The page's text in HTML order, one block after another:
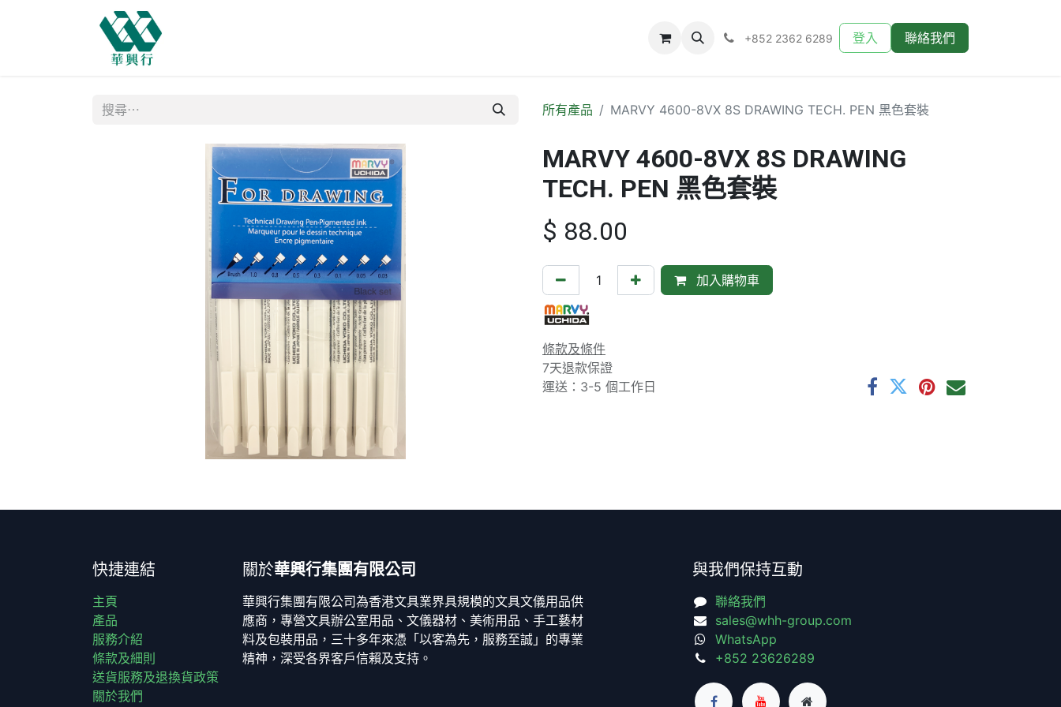
+852 2362 6289 登入 聯絡我們
所有產品 MARVY 4600-8VX 8S DRAWING TECH. PEN 黑色套裝
MARVY 4600-8VX 8S DRAWING
TECH. PEN 黑色套裝
$ 88.00
加入購物車
條款及條件
7天退款保證
運送：3-5 個工作日
快捷連結
主頁
產品
服務介紹
條款及細則
送貨服務及退換貨政策
關於我們
關於華興行集團有限公司
華興行集團有限公司為香港文具業界具規模的文具文儀用品供
應商，專營文具辦公室用品、文儀器材、美術用品、手工藝材
料及包裝用品，三十多年來憑「以客為先，服務至誠」的專業
精神，深受各界客戶信賴及支持。
與我們保持互動
聯絡我們
sales@whh-group.com
WhatsApp
+852 23626289